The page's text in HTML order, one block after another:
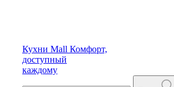
Кухни Mall Комфорт,
доступный
каждому